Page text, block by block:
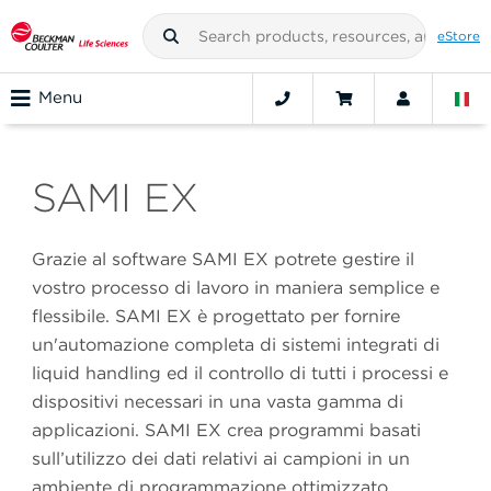
eStore
Menu
SAMI EX
Grazie al software SAMI EX potrete gestire il
vostro processo di lavoro in maniera semplice e
flessibile. SAMI EX è progettato per fornire
un'automazione completa di sistemi integrati di
liquid handling ed il controllo di tutti i processi e
dispositivi necessari in una vasta gamma di
applicazioni. SAMI EX crea programmi basati
sull’utilizzo dei dati relativi ai campioni in un